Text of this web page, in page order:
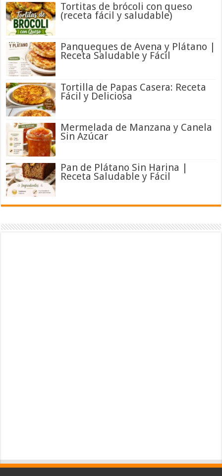
Tortitas de brócoli con queso
(receta fácil y saludable)
Panqueques de Avena y Plátano |
Receta Saludable y Fácil
Tortilla de Papas Casera: Receta
Fácil y Deliciosa
Mermelada de Manzana y Canela
Sin Azúcar
Pan de Plátano Sin Harina |
Receta Saludable y Fácil